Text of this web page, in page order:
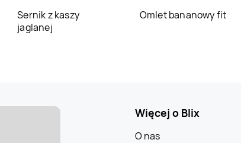
Sernik z kaszy
jaglanej
Omlet bananowy fit
Więcej o Blix
O nas